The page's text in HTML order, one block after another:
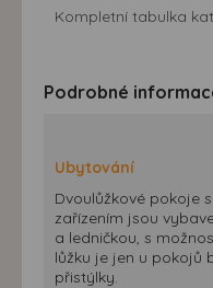
Kompletní tabulka
Podrobné
Ubytování
Dvoulůžkové pokoje
zařízením jsou
a ledničkou, s
lůžku je jen u pokojů
přistýlky.